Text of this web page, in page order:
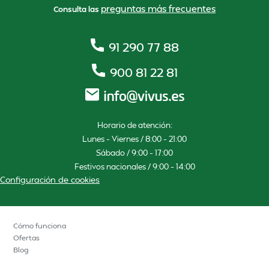
Consulta las preguntas más frecuentes
91 290 77 88
900 81 22 81
Horario de atención:
Lunes – Viernes / 8:00 – 21:00
Sábado / 9:00 – 17:00
Festivos nacionales / 9:00 – 14:00
Configuración de cookies
Cómo funciona
Ofertas
Blog